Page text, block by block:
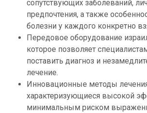
сопутствующих заболеваний,
предпочтения, а также
болезни у каждого конкретно
Передовое оборудование
которое позволяет
поставить диагноз и
лечение.
Инновационные методы
характеризующиеся высокой
минимальным риском